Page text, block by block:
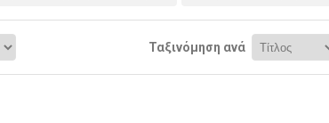
Ταξινόμηση ανά